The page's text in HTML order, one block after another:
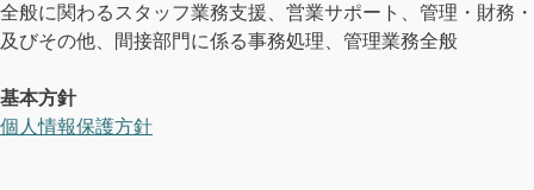
全般に関わるスタッフ業務支援、営業サポート、管理・財務・
及びその他、間接部門に係る事務処理、管理業務全般
基本方針
個人情報保護方針